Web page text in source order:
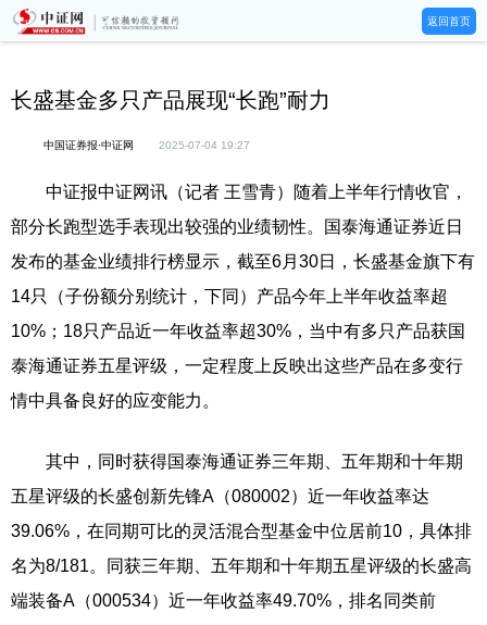
返回首页
长盛基金多只产品展现“长跑”耐力
中国证券报·中证网 2025-07-04 19:27
中证报中证网讯（记者 王雪青）随着上半年行情收官，
部分长跑型选手表现出较强的业绩韧性。国泰海通证券近日
发布的基金业绩排行榜显示，截至6月30日，长盛基金旗下有
14只（子份额分别统计，下同）产品今年上半年收益率超
10%；18只产品近一年收益率超30%，当中有多只产品获国
泰海通证券五星评级，一定程度上反映出这些产品在多变行
情中具备良好的应变能力。
其中，同时获得国泰海通证券三年期、五年期和十年期
五星评级的长盛创新先锋A（080002）近一年收益率达
39.06%，在同期可比的灵活混合型基金中位居前10，具体排
名为8/181。同获三年期、五年期和十年期五星评级的长盛高
端装备A（000534）近一年收益率49.70%，排名同类前